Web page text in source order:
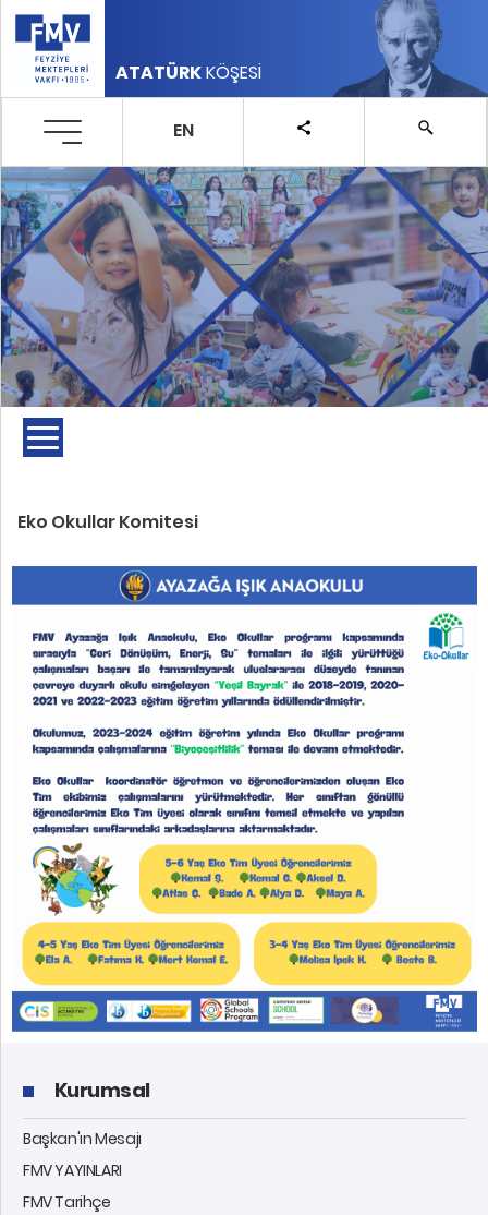
ATATÜRKKÖŞESİ
EN
Eko Okullar Komitesi
Kurumsal
Başkan'ın Mesajı
FMV YAYINLARI
FMV Tarihçe